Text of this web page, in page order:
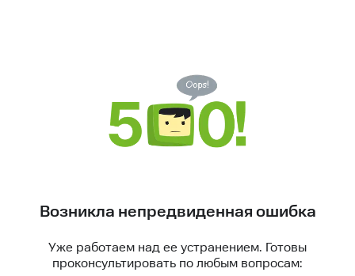
Возникла непредвиденная ошибка
Уже работаем над ее устранением. Готовы
проконсультировать по любым вопросам: